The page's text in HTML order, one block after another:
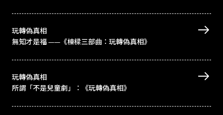
玩轉偽真相
無知才是福 ——《棟樑三部曲：玩轉偽真相》
玩轉偽真相
所謂「不是兒童劇」：《玩轉偽真相》